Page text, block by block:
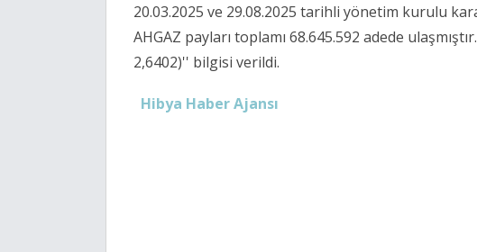
20.03.2025 ve 29.08.2025 tarihli yönetim kurulu
AHGAZ payları toplamı 68.645.592 adede
2,6402)'' bilgisi verildi.
Hibya Haber Ajansı